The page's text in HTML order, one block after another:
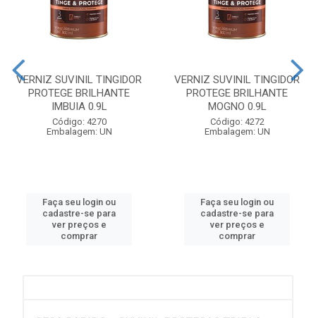
VERNIZ SUVINIL TINGIDOR
PROTEGE BRILHANTE
IMBUIA 0.9L
Código: 4270
Embalagem: UN
Faça seu login ou
cadastre-se para
ver preços e
comprar
VERNIZ SUVINIL TINGIDOR
PROTEGE BRILHANTE
MOGNO 0.9L
Código: 4272
Embalagem: UN
Faça seu login ou
cadastre-se para
ver preços e
comprar